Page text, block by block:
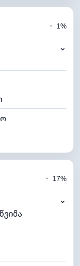
◔ 1%
⌄
◔ 17%
⌄